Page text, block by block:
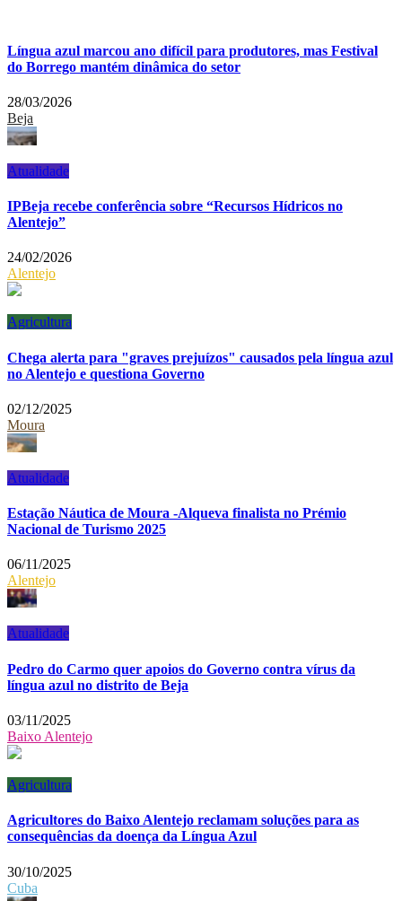
Língua azul marcou ano difícil para produtores, mas Festival
do Borrego mantém dinâmica do setor
28/03/2026
Beja
Atualidade
IPBeja recebe conferência sobre “Recursos Hídricos no
Alentejo”
24/02/2026
Alentejo
Agricultura
Chega alerta para "graves prejuízos" causados pela língua azul
no Alentejo e questiona Governo
02/12/2025
Moura
Atualidade
Estação Náutica de Moura -Alqueva finalista no Prémio
Nacional de Turismo 2025
06/11/2025
Alentejo
Atualidade
Pedro do Carmo quer apoios do Governo contra vírus da
língua azul no distrito de Beja
03/11/2025
Baixo Alentejo
Agricultura
Agricultores do Baixo Alentejo reclamam soluções para as
consequências da doença da Língua Azul
30/10/2025
Cuba